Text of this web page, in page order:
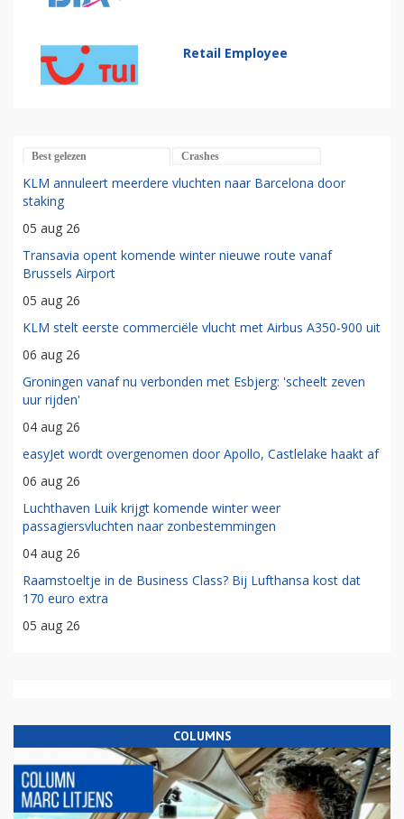
Retail Employee
Best gelezen Crashes
KLM annuleert meerdere vluchten naar Barcelona door
staking
05 aug 26
Transavia opent komende winter nieuwe route vanaf
Brussels Airport
05 aug 26
KLM stelt eerste commerciële vlucht met Airbus A350-900 uit
06 aug 26
Groningen vanaf nu verbonden met Esbjerg: 'scheelt zeven
uur rijden'
04 aug 26
easyJet wordt overgenomen door Apollo, Castlelake haakt af
06 aug 26
Luchthaven Luik krijgt komende winter weer
passagiersvluchten naar zonbestemmingen
04 aug 26
Raamstoeltje in de Business Class? Bij Lufthansa kost dat
170 euro extra
05 aug 26
COLUMNS